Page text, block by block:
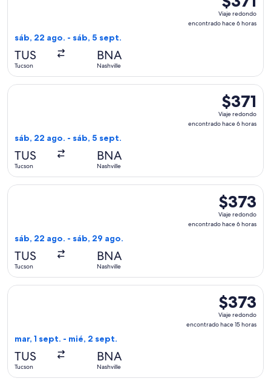
Viaje
redondo,
Viaje redondo
encontrado hace 6 horas
sáb, 22 ago. - sáb, 5 sept.
TUS
Tucson
BNA
Nashville
$371
Viaje
redondo,
$371
Viaje redondo
encontrado hace 6 horas
sáb, 22 ago. - sáb, 5 sept.
TUS
Tucson
BNA
Nashville
Seleccionar vuelo de Southwest Airlines, con salida el sáb,
$373
Viaje
redondo,
$373
Viaje redondo
encontrado hace 6 horas
sáb, 22 ago. - sáb, 29 ago.
TUS
Tucson
BNA
Nashville
Seleccionar vuelo de United, con salida el sáb, 22 ago.
$373
Viaje
redondo,
$373
Viaje redondo
encontrado hace 15 horas
mar, 1 sept. - mié, 2 sept.
TUS
Tucson
BNA
Nashville
Seleccionar vuelo de Alaska Airlines, con salida el mar, 1